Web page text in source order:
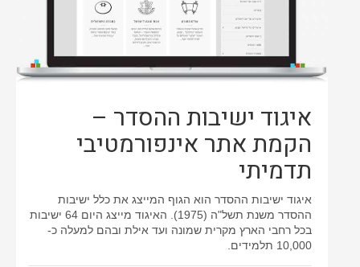
איגוד ישיבות ההסדר –
הקמת אתר אינפורמטיבי
תדמיתי
איגוד ישיבות ההסדר הוא הגוף המייצג את כלל ישיבות
ההסדר משנת תשל"ה (1975). האיגוד מייצג היום 64 ישיבות
בכל רחבי הארץ מקרית שמונה ועד אילת ובהם למעלה כ-
10,000 תלמידים.